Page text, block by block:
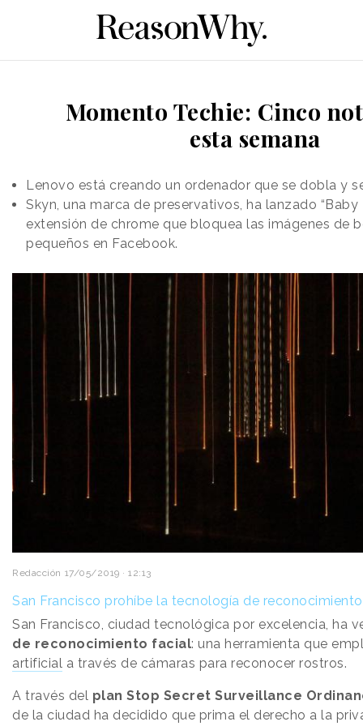
Momento Techie: Cinco
esta semana
Lenovo está creando un ordenador que se dobla y
Skyn, una marca de preservativos, ha lanzado “Baby
extensión de chrome que bloquea las imágenes de
pequeños en Facebook.
Redacción 17/05/2019 · 12:13
San Francisco prohíbe la tecnología de
San Francisco, ciudad tecnológica por excelencia, ha
de reconocimiento facial: una herramienta que
artificial a través de cámaras para reconocer rostros.
A través del plan Stop Secret Surveillance
de la ciudad ha decidido que prima el derecho a la